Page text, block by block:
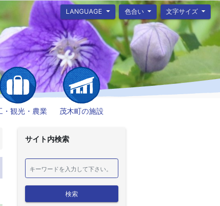
LANGUAGE 色合い 文字サイズ
・観光・農業 茂木町の施設
サイト内検索
検索